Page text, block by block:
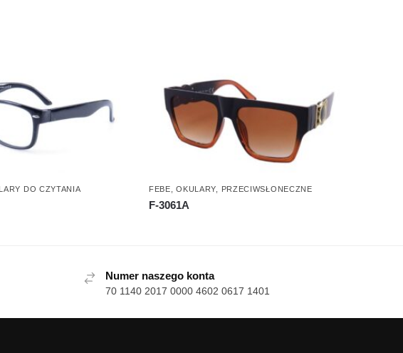
DO CZYTANIA FEBE ,OKULARY PRZECIWSŁONECZNE
F-3061A
Numer naszego konta
70 1140 2017 0000 4602 0617 1401